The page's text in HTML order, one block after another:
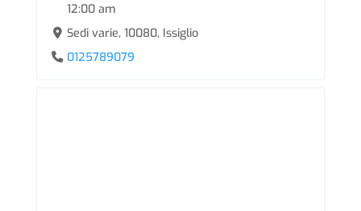
12:00 am
Sedi varie, 10080, Issiglio
0125789079